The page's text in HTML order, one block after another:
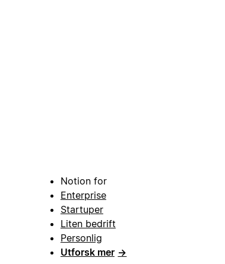
Notion for
Enterprise
Startuper
Liten bedrift
Personlig
Utforsk mer →